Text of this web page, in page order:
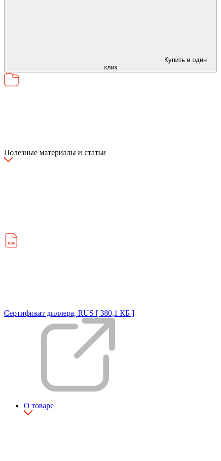
Купить в один
клик
Полезные материалы и статьи
Сертификат диллера, RUS [ 380,1 КБ ]
О товаре